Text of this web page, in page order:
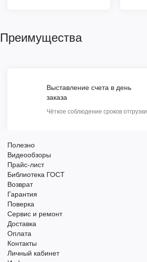
Преимущества
Выставление счета в день
заказа
Чёткое соблюдение сроков отгрузки
Полезно
Видеообзоры
Прайс-лист
Библиотека ГОСТ
Возврат
Гарантия
Поверка
Сервис и ремонт
Доставка
Оплата
Контакты
Личный кабинет